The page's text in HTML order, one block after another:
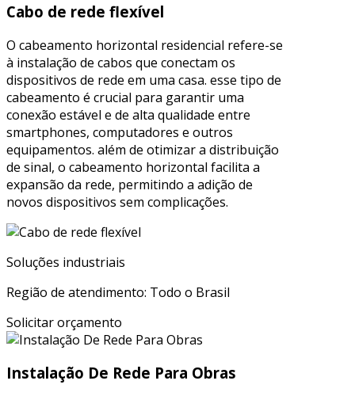
Cabo de rede flexível
O cabeamento horizontal residencial refere-se
à instalação de cabos que conectam os
dispositivos de rede em uma casa. esse tipo de
cabeamento é crucial para garantir uma
conexão estável e de alta qualidade entre
smartphones, computadores e outros
equipamentos. além de otimizar a distribuição
de sinal, o cabeamento horizontal facilita a
expansão da rede, permitindo a adição de
novos dispositivos sem complicações.
Soluções industriais
Região de atendimento: Todo o Brasil
Solicitar orçamento
Instalação De Rede Para Obras